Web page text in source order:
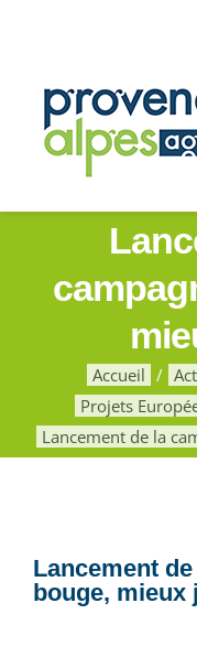
Accueil
Projets
Lancement de la
Lancement
bouge, mieux